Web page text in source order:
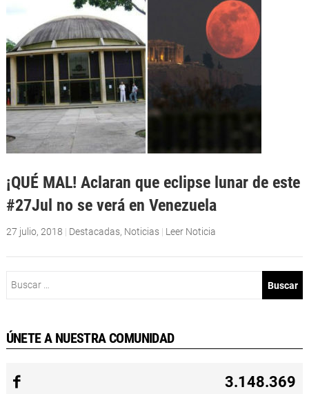
¡QUÉ MAL! Aclaran que eclipse lunar de este
#27Jul no se verá en Venezuela
27 julio, 2018 | Destacadas, Noticias | Leer Noticia
ÚNETE A NUESTRA COMUNIDAD
3.148.369